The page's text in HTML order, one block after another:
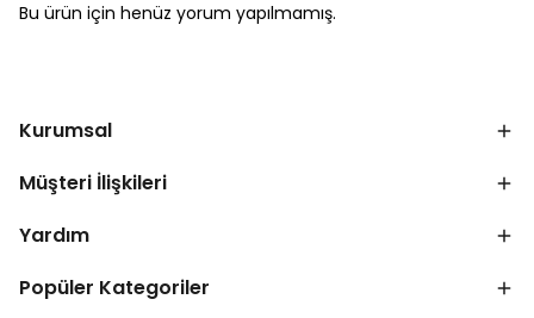
Bu ürün için henüz yorum yapılmamış.
Kurumsal
Müşteri İlişkileri
Yardım
Popüler Kategoriler